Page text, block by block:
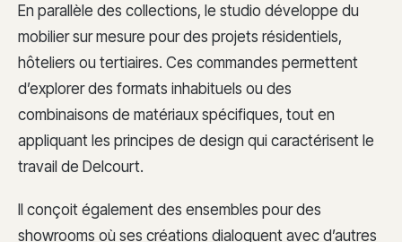
En parallèle des collections, le studio développe du
mobilier sur mesure pour des projets résidentiels,
hôteliers ou tertiaires. Ces commandes permettent
d’explorer des formats inhabituels ou des
combinaisons de matériaux spécifiques, tout en
appliquant les principes de design qui caractérisent le
travail de Delcourt.
Il conçoit également des ensembles pour des
showrooms où ses créations dialoguent avec d’autres